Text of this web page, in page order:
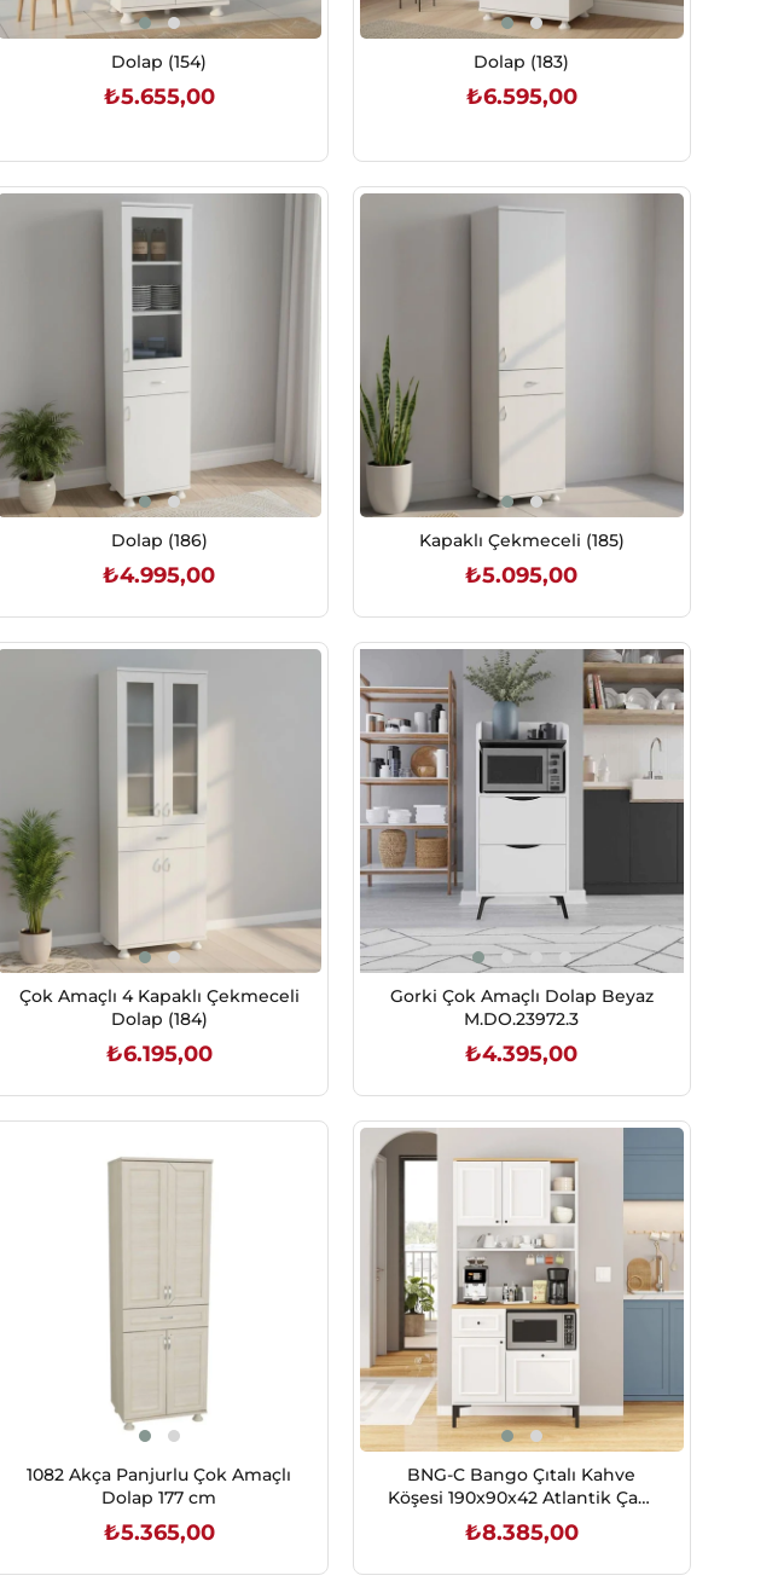
Dolap (154)
₺5.655,00
Dolap (183)
₺6.595,00
Dolap (186)
₺4.995,00
Kapaklı Çekmeceli (185)
₺5.095,00
Çok Amaçlı 4 Kapaklı Çekmeceli
Dolap (184)
₺6.195,00
Gorki Çok Amaçlı Dolap Beyaz
M.DO.23972.3
₺4.395,00
1082 Akça Panjurlu Çok Amaçlı
Dolap 177 cm
₺5.365,00
BNG-C Bango Çıtalı Kahve
Köşesi 190x90x42 Atlantik Çam
Beyaz
₺8.385,00